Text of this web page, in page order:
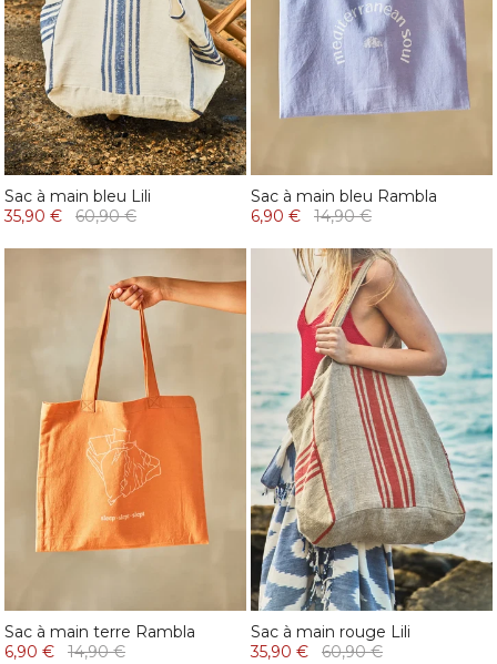
Sac à main bleu Lili
35,90 €
60,90 €
Sac à main bleu Rambla
6,90 €
14,90 €
Sac à main terre Rambla
6,90 €
14,90 €
Sac à main rouge Lili
35,90 €
60,90 €